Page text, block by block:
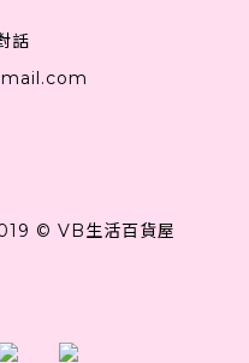
話
© VB生活百貨屋